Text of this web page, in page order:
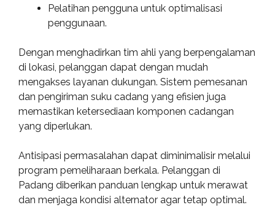
Pelatihan pengguna untuk optimalisasi
penggunaan.
Dengan menghadirkan tim ahli yang berpengalaman
di lokasi, pelanggan dapat dengan mudah
mengakses layanan dukungan. Sistem pemesanan
dan pengiriman suku cadang yang efisien juga
memastikan ketersediaan komponen cadangan
yang diperlukan.
Antisipasi permasalahan dapat diminimalisir melalui
program pemeliharaan berkala. Pelanggan di
Padang diberikan panduan lengkap untuk merawat
dan menjaga kondisi alternator agar tetap optimal.